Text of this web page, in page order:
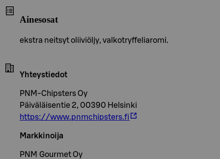
Ainesosat
ekstra neitsyt oliiviöljy, valkotryffeliaromi.
Yhteystiedot
PNM-Chipsters Oy
Päiväläisentie 2, 00390 Helsinki
https://www.pnmchipsters.fi
Markkinoija
PNM Gourmet Oy